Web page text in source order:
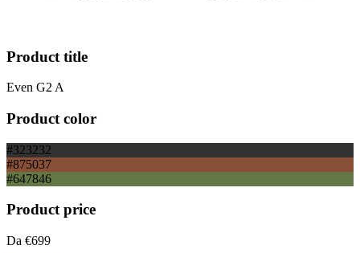
Product title
Even G2 A
Product color
#323232
#875037
#647846
Product price
Da €699